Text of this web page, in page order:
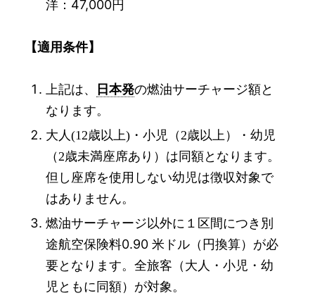
洋：47,000円
【適用条件】
上記は、 日本発の燃油サーチャージ額と
なります。
大人 (12歳以上) ・小児（2歳以上）・幼児
（2歳未満座席あり）は同額となります。
但し座席を使用しない幼児は徴収対象で
はありません。
燃油サーチャージ以外に１区間につき別
途航空保険料0.90 米ドル（円換算）が必
要となります。全旅客（大人・小児・幼
児ともに同額）が対象。